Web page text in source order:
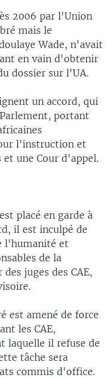
2006 par l'Union
mais le
Wade, n'avait
en vain d'obtenir
dossier sur l'UA.
un accord, qui
portant
l'instruction et
une Cour d'appel.
placé en garde à
il est inculpé de
l'humanité et
de la
juges des CAE,
est amené de force
les CAE,
laquelle il refuse de
tâche sera
commis d'office.